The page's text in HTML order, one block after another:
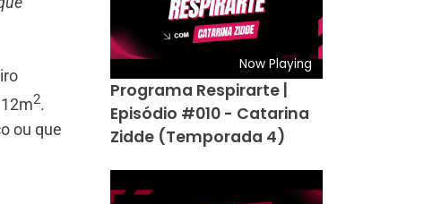
2.
ou que
Now Playing
Programa Respirarte |
Episódio #010 - Catarina
Zidde (Temporada 4)